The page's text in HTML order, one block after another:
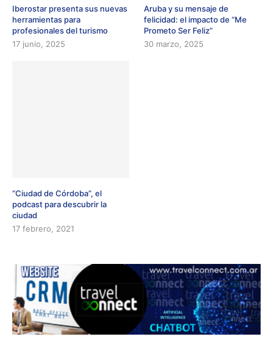
Iberostar presenta sus nuevas
herramientas para
profesionales del turismo
17 junio, 2025
Aruba y su mensaje de
felicidad: el impacto de “Me
Prometo Ser Feliz”
30 marzo, 2025
“Ciudad de Córdoba”, el
podcast para descubrir la
ciudad
17 febrero, 2021